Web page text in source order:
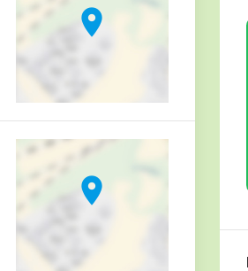
location_on
location_on